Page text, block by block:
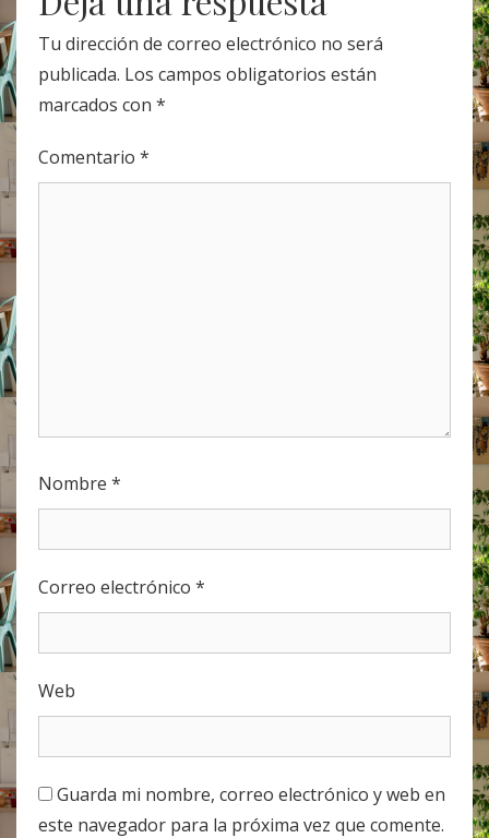
Tu dirección de correo electrónico no será
publicada. Los campos obligatorios están
marcados con *
Comentario *
Nombre *
Correo electrónico *
Web
Guarda mi nombre, correo electrónico y web en
este navegador para la próxima vez que comente.